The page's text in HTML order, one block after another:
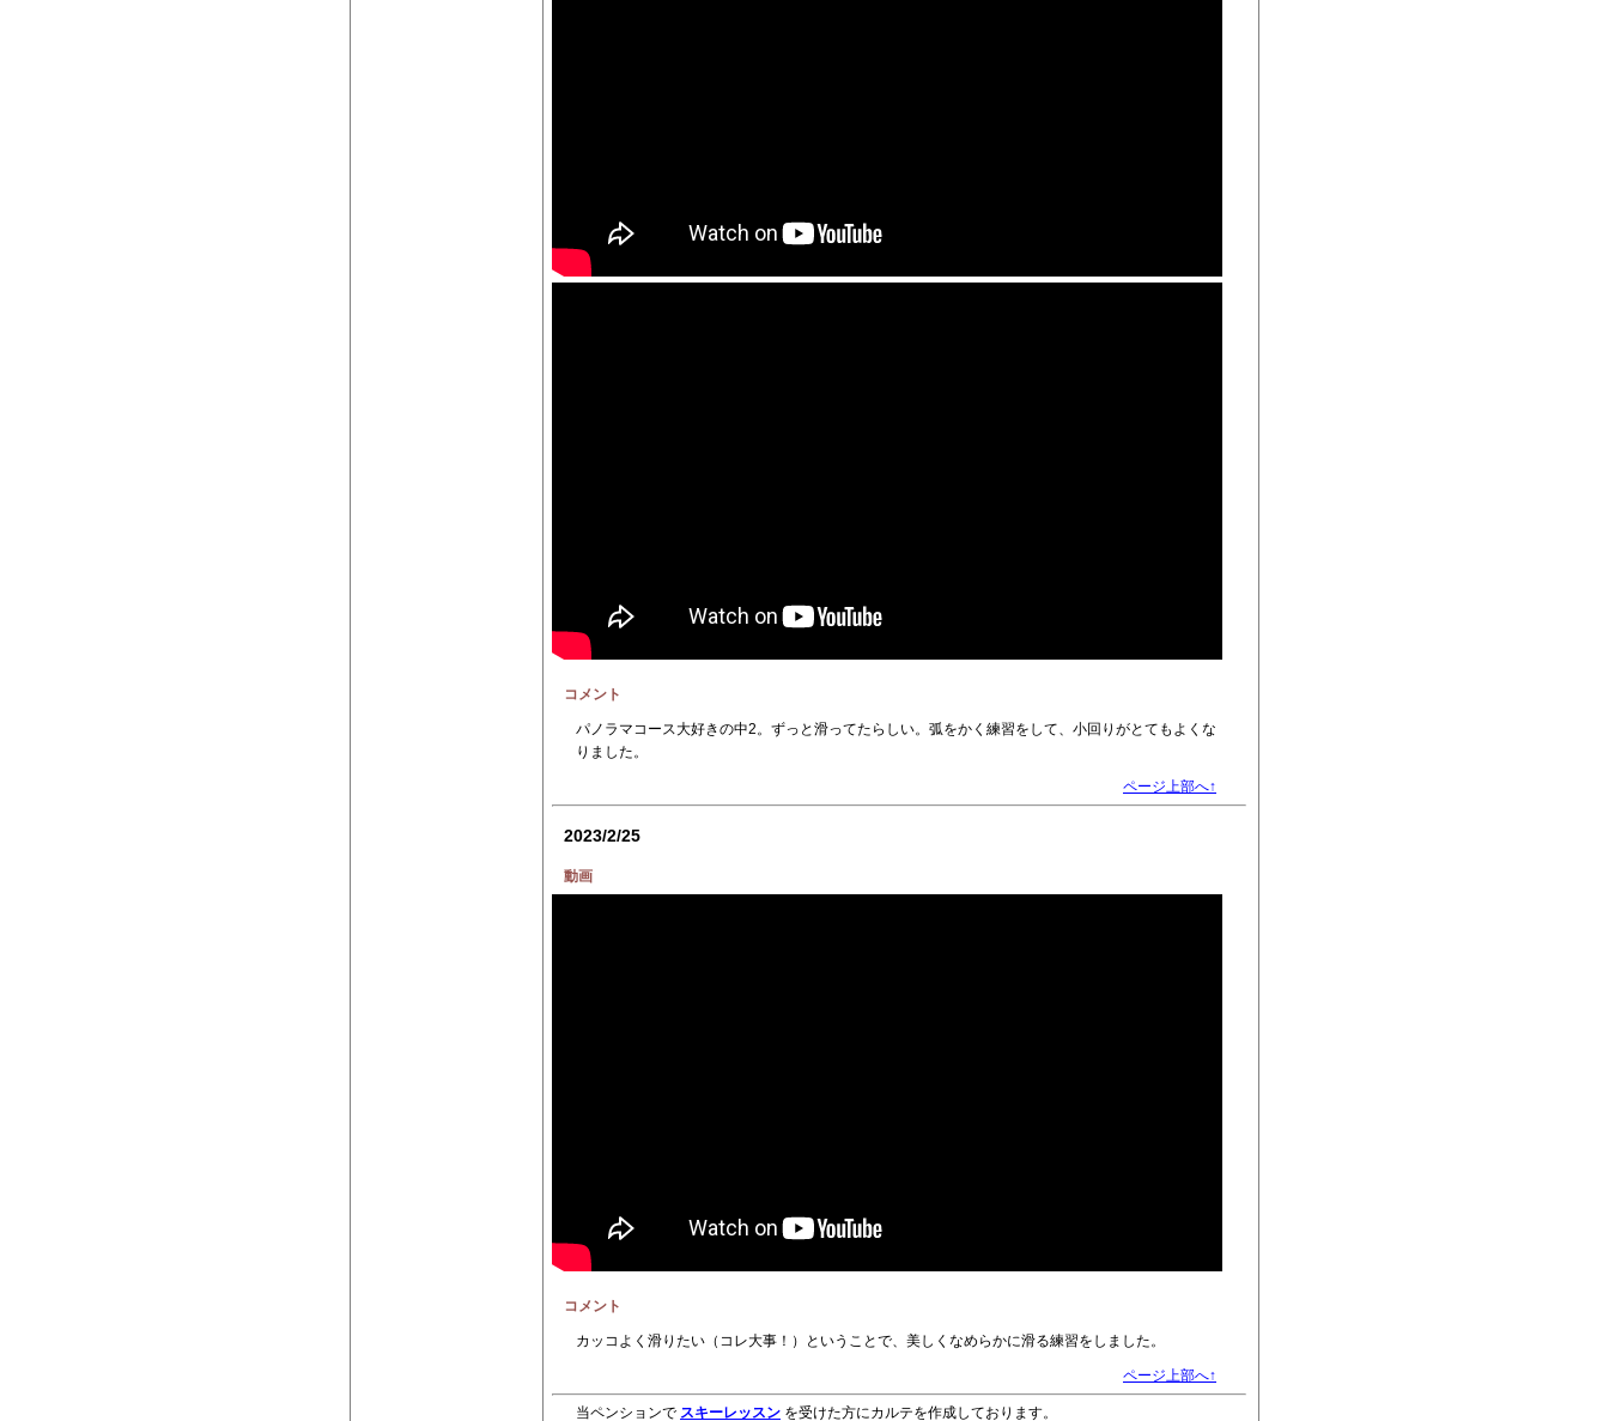
コメント
パノラマコース大好きの中2。ずっと滑ってたらしい。弧をかく練習をして、小回りがとてもよくな
りました。
ページ上部へ↑
2023/2/25
動画
コメント
カッコよく滑りたい（コレ大事！）ということで、美しくなめらかに滑る練習をしました。
ページ上部へ↑
当ペンションで スキーレッスン を受けた方にカルテを作成しております。